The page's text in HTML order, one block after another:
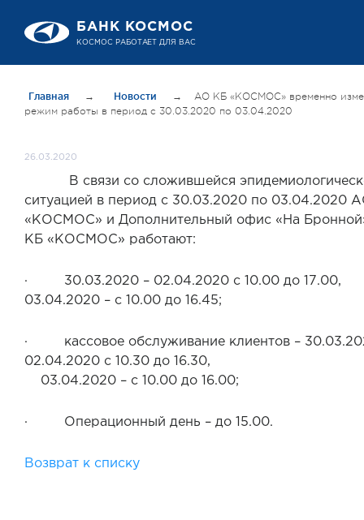
БАНК КОСМОС
Главная → Новости →
АО КБ «КОСМОС» временно
режим работы в период с 30.03.2020 по 03.04.2020
26.03.2020
В связи со сложившейся
ситуацией в период с 30.03.2020 по 03.04.2020
«КОСМОС» и Дополнительный офис «На
КБ «КОСМОС» работают:
· 30.03.2020 – 02.04.2020 с 10.00 до 17.00,
03.04.2020 – с 10.00 до 16.45;
· кассовое обслуживание клиентов –
02.04.2020 с 10.30 до
03.04.2020 – с 10.00 до 16.00;
· Операционный день – до 15.00.
Возврат к списку